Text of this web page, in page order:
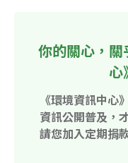
你的關心，
心
《環境資訊中心
資訊公開普及，
請您加入定期捐